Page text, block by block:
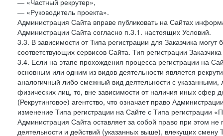
— «Частный рекрутер»,
— «Руководитель проекта».
Администрация Сайта вправе публиковать на Сайтах
Администрации Сайта согласно п.3.1. настоящих Условий.
3.3. В зависимости от Типа регистрации для Заказчика
соответствующих сервисов Сайта. Тип регистрации
3.4. Если на этапе прохождения процесса регистрации на
основным или одним из видов деятельности является
аналогичный либо смежный вид деятельности с
физических лиц, то, вне зависимости от наличия иных сфер
(Рекрутинговое) агентство, что означает право
изменение Типа регистрации на Сайте с Типа регистрации
Администрация Сайта оставляет за собой право при этом не
деятельности и действий (указанных выше), влекущих смену